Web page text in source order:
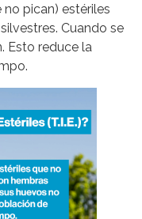
pican) estériles
Cuando se
Esto reduce la